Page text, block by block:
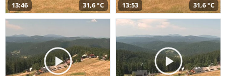
13:46 31,6 °C 13:53 31,6 °C